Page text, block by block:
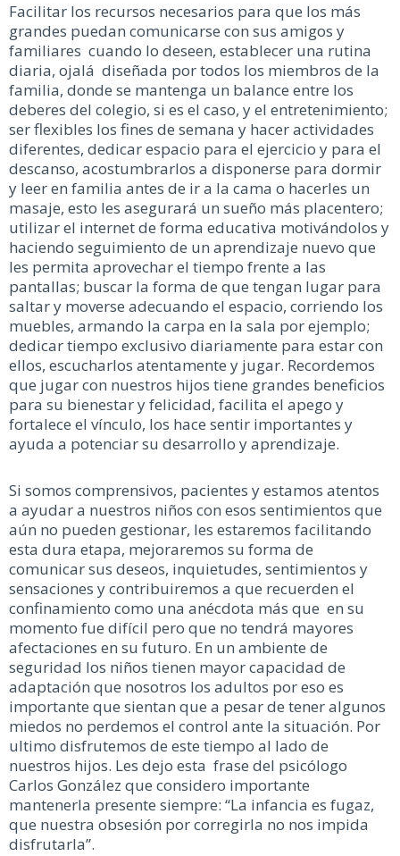
Facilitar los recursos necesarios para que los más
grandes puedan comunicarse con sus amigos y
familiares cuando lo deseen, establecer una rutina
diaria, ojalá diseñada por todos los miembros de la
familia, donde se mantenga un balance entre los
deberes del colegio, si es el caso, y el entretenimiento;
ser flexibles los fines de semana y hacer actividades
diferentes, dedicar espacio para el ejercicio y para el
descanso, acostumbrarlos a disponerse para dormir
y leer en familia antes de ir a la cama o hacerles un
masaje, esto les asegurará un sueño más placentero;
utilizar el internet de forma educativa motivándolos y
haciendo seguimiento de un aprendizaje nuevo que
les permita aprovechar el tiempo frente a las
pantallas; buscar la forma de que tengan lugar para
saltar y moverse adecuando el espacio, corriendo los
muebles, armando la carpa en la sala por ejemplo;
dedicar tiempo exclusivo diariamente para estar con
ellos, escucharlos atentamente y jugar. Recordemos
que jugar con nuestros hijos tiene grandes beneficios
para su bienestar y felicidad, facilita el apego y
fortalece el vínculo, los hace sentir importantes y
ayuda a potenciar su desarrollo y aprendizaje.
Si somos comprensivos, pacientes y estamos atentos
a ayudar a nuestros niños con esos sentimientos que
aún no pueden gestionar, les estaremos facilitando
esta dura etapa, mejoraremos su forma de
comunicar sus deseos, inquietudes, sentimientos y
sensaciones y contribuiremos a que recuerden el
confinamiento como una anécdota más que en su
momento fue difícil pero que no tendrá mayores
afectaciones en su futuro. En un ambiente de
seguridad los niños tienen mayor capacidad de
adaptación que nosotros los adultos por eso es
importante que sientan que a pesar de tener algunos
miedos no perdemos el control ante la situación. Por
ultimo disfrutemos de este tiempo al lado de
nuestros hijos. Les dejo esta frase del psicólogo
Carlos González que considero importante
mantenerla presente siempre: “La infancia es fugaz,
que nuestra obsesión por corregirla no nos impida
disfrutarla”.